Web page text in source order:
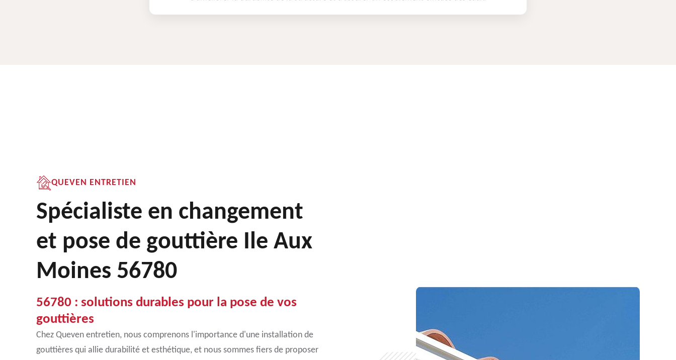
QUEVEN ENTRETIEN
Spécialiste en changement
et pose de gouttière Ile Aux
Moines 56780
56780 : solutions durables pour la pose de vos
gouttières
Chez Queven entretien, nous comprenons l'importance d'une installation de
gouttières qui allie durabilité et esthétique, et nous sommes fiers de proposer